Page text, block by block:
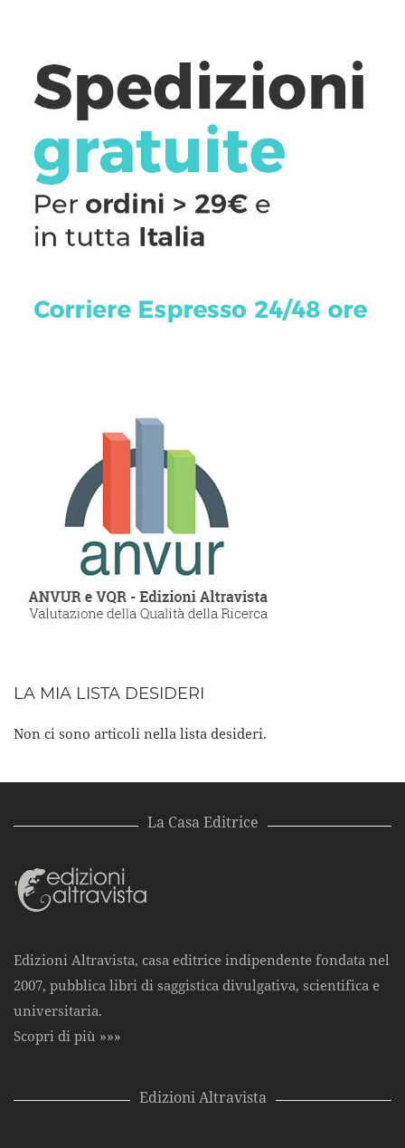
LA MIA LISTA DESIDERI
Non ci sono articoli nella lista desideri.
La Casa Editrice
Edizioni Altravista, casa editrice indipendente fondata nel
2007, pubblica libri di saggistica divulgativa, scientifica e
universitaria.
Scopri di più »»»
Edizioni Altravista